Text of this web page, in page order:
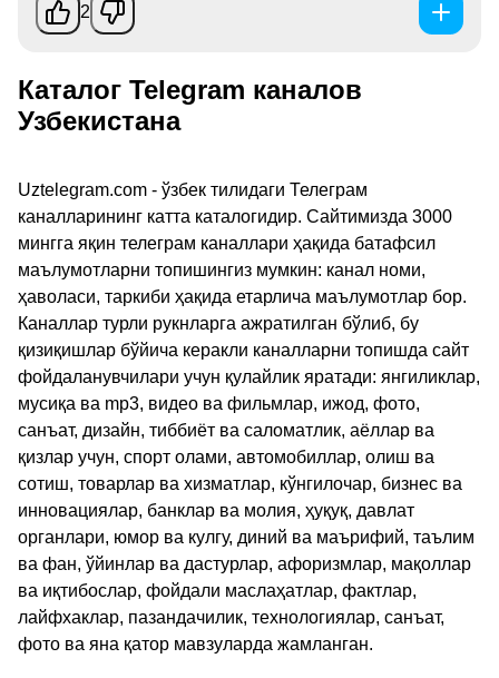
2
Каталог Telegram каналов
Узбекистана
Uztelegram.com - ўзбек тилидаги Телеграм
каналларининг катта каталогидир. Сайтимизда 3000
мингга яқин телеграм каналлари ҳақида батафсил
маълумотларни топишингиз мумкин: канал номи,
ҳаволаси, таркиби ҳақида етарлича маълумотлар бор.
Каналлар турли рукнларга ажратилган бўлиб, бу
қизиқишлар бўйича керакли каналларни топишда сайт
фойдаланувчилари учун қулайлик яратади: янгиликлар,
мусиқа ва mp3, видео ва фильмлар, ижод, фото,
санъат, дизайн, тиббиёт ва саломатлик, аёллар ва
қизлар учун, спорт олами, автомобиллар, олиш ва
сотиш, товарлар ва хизматлар, кўнгилочар, бизнес ва
инновациялар, банклар ва молия, ҳуқуқ, давлат
органлари, юмор ва кулгу, диний ва маърифий, таълим
ва фан, ўйинлар ва дастурлар, афоризмлар, мақоллар
ва иқтибослар, фойдали маслаҳатлар, фактлар,
лайфхаклар, пазандачилик, технологиялар, санъат,
фото ва яна қатор мавзуларда жамланган.